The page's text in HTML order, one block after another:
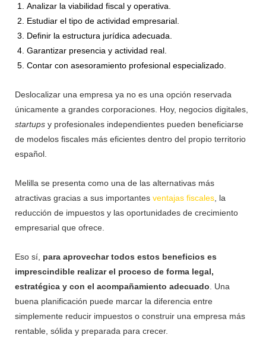
Analizar la viabilidad fiscal y operativa.
Estudiar el tipo de actividad empresarial.
Definir la estructura jurídica adecuada.
Garantizar presencia y actividad real.
Contar con asesoramiento profesional especializado.
Deslocalizar una empresa ya no es una opción reservada
únicamente a grandes corporaciones. Hoy, negocios digitales,
startups y profesionales independientes pueden beneficiarse
de modelos fiscales más eficientes dentro del propio territorio
español.
Melilla se presenta como una de las alternativas más
atractivas gracias a sus importantes ventajas fiscales , la
reducción de impuestos y las oportunidades de crecimiento
empresarial que ofrece.
Eso sí, para aprovechar todos estos beneficios es
imprescindible realizar el proceso de forma legal,
estratégica y con el acompañamiento adecuado . Una
buena planificación puede marcar la diferencia entre
simplemente reducir impuestos o construir una empresa más
rentable, sólida y preparada para crecer.